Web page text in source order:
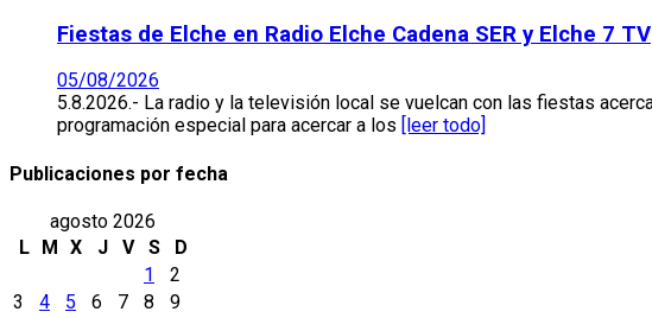
Fiestas de Elche en Radio Elche Cadena SER y Elche 7 TV
05/08/2026
5.8.2026.- La radio y la televisión local se vuelcan con las fiestas
programación especial para acercar a los
[leer todo]
Publicaciones por fecha
agosto 2026
L
M X J V S
D
1
2
3
4 5 6 7 8
9